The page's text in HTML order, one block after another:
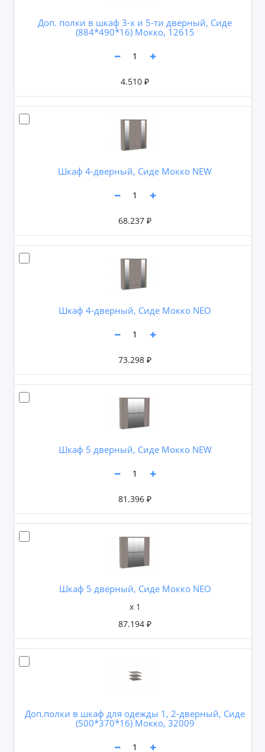
Доп. полки в шкаф 3-х и 5-ти дверный, Сиде
(884*490*16) Мокко, 12615
4.510 ₽
Шкаф 4-дверный, Сиде Мокко NEW
68.237 ₽
Шкаф 4-дверный, Сиде Мокко NEO
73.298 ₽
Шкаф 5 дверный, Сиде Мокко NEW
81.396 ₽
Шкаф 5 дверный, Сиде Мокко NEO
x 1
87.194 ₽
Доп.полки в шкаф для одежды 1, 2-дверный, Сиде
(500*370*16) Мокко, 32009